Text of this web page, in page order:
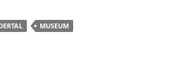
MUSEUM